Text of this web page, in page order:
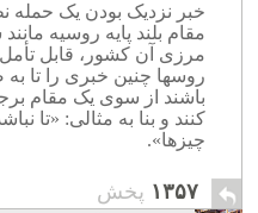
خبر نزدیک بودن یک حمله
مقام بلند پایه روسیه
مرزی آن کشور، قابل
روسها چنین خبری را تا
باشند از سوی یک مقام
کنند و بنا به مثالی: «تا
چیزها».
۱۳۵۷ پخش